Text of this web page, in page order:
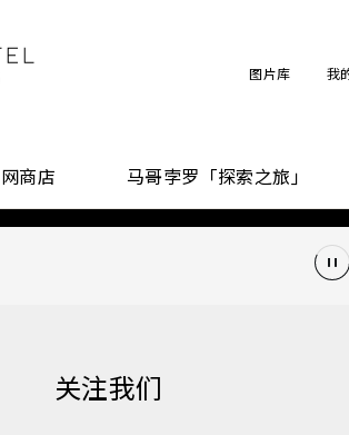
图片库 我
商店 马哥孛罗「探索之旅」
关注我们